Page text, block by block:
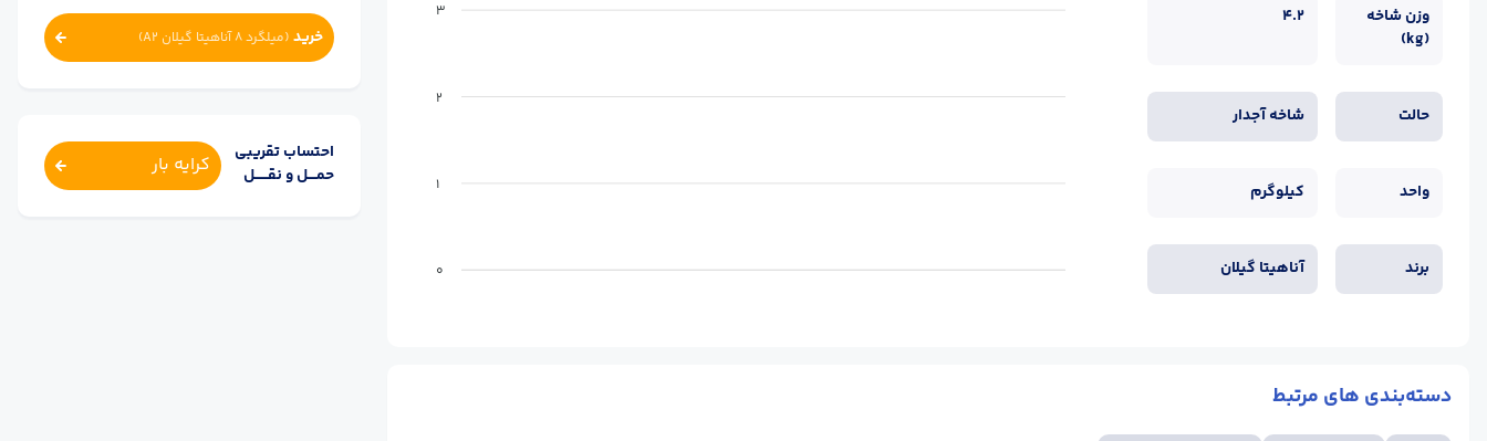
وزن شاخه
(kg)
4.2
حالت شاخه آجدار
واحد کیلوگرم
برند آناهیتا گیلان
3
2
1
0
دسته‌بندی های مرتبط
خرید (میلگرد 8 آناهیتا گیلان A2 )
احتساب تقریبی
حمــــل و نقــــــل
کرایه بار